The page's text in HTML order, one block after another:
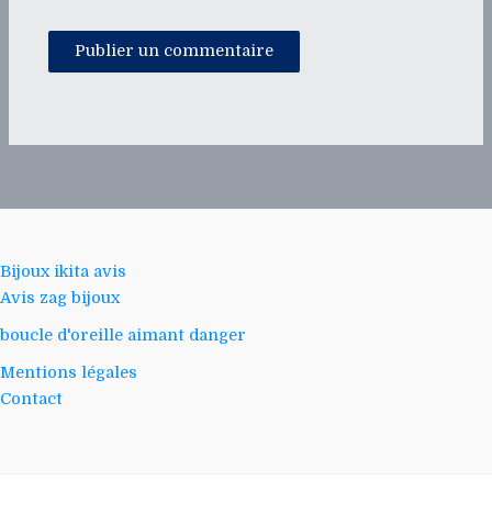
Bijoux ikita avis
Avis zag bijoux
boucle d'oreille aimant danger
Mentions légales
Contact